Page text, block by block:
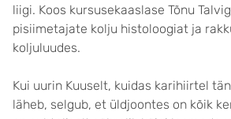
liigi. Koos kursusekaaslase Tõnu
pisiimetajate kolju histoloogiat ja
koljuluudes.
Kui uurin Kuuselt, kuidas karihiirtel
läheb, selgub, et üldjoontes on kõik